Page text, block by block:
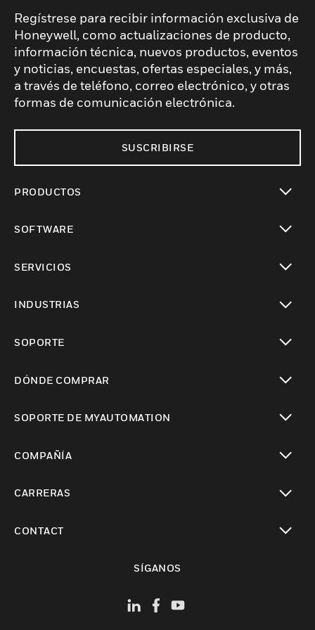
más limpio y seguro. Además, algunas
bases están fabricadas con zinc para
brindar resistencia y soporte adicionales
para productos específicos. Nuestras cajas
de conexiones son compatibles con todas
las unidades de instalación y vienen
equipadas con abrazaderas de expansión y
retención para un ajuste seguro. Con ILC,
puede confiar en que está equipado con los
de instalación.
Regístrese para recibir información exclusiva de
Honeywell, como actualizaciones de producto,
información técnica, nuevos productos, eventos
y noticias, encuestas, ofertas especiales, y más,
a través de teléfono, correo electrónico, y otras
formas de comunicación electrónica.
SUSCRIBIRSE
PRODUCTOS
SOFTWARE
SERVICIOS
INDUSTRIAS
SOPORTE
DÓNDE COMPRAR
SOPORTE DE MYAUTOMATION
COMPAÑÍA
CARRERAS
CONTACT
SÍGANOS